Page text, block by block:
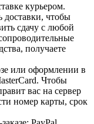
курьером.
доставки, чтобы
сдачу с любой
получаете
или оформлении в
Чтобы
вас на сервер
номер карты, срок